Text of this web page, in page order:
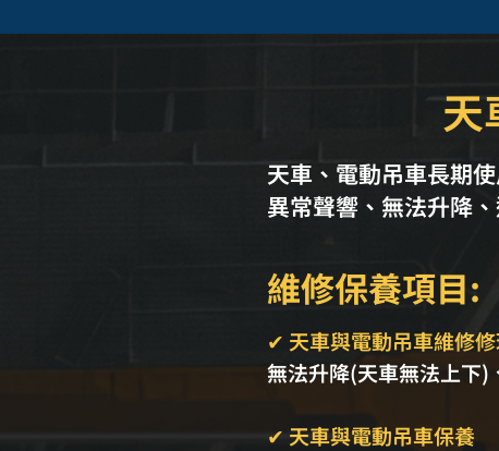
天
天車、電動吊車長期
異常聲響、無法升降
維修保養項目:
✔ 天車與電動吊車維修
無法升降(天車無法上下)
✔ 天車與電動吊車保養